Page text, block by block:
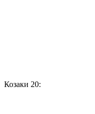
Козаки 20: